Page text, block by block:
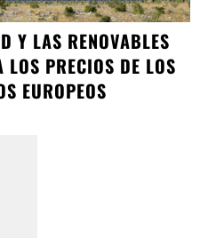
Y LAS RENOVABLES
PRECIOS DE LOS
EUROPEOS